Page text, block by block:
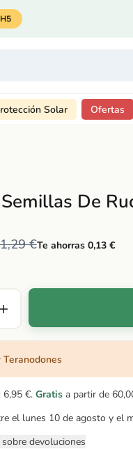
Solar Ofertas
De
1,29 €Te ahorras 0,13 €
Teranodones
6,95 €. Gratisa partir de
el lunes 10 de agosto y el
devoluciones